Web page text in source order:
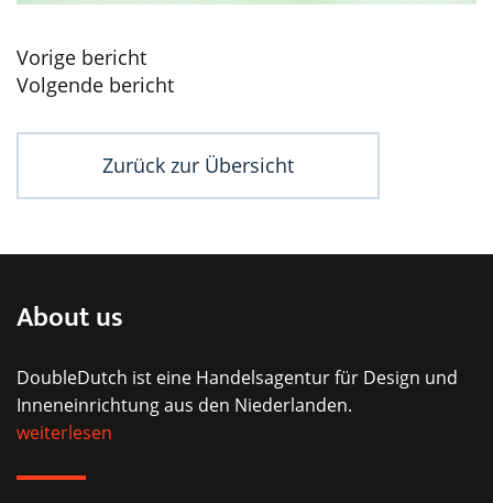
Beitragsnavigation
Vorige bericht
Volgende bericht
Zurück zur Übersicht
About us
DoubleDutch ist eine Handelsagentur für Design und
Inneneinrichtung aus den Niederlanden.
weiterlesen